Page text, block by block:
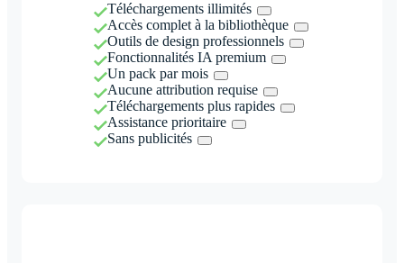
Téléchargements illimités
Accès complet à la bibliothèque
Outils de design professionnels
Fonctionnalités IA premium
Un pack par mois
Aucune attribution requise
Téléchargements plus rapides
Assistance prioritaire
Sans publicités